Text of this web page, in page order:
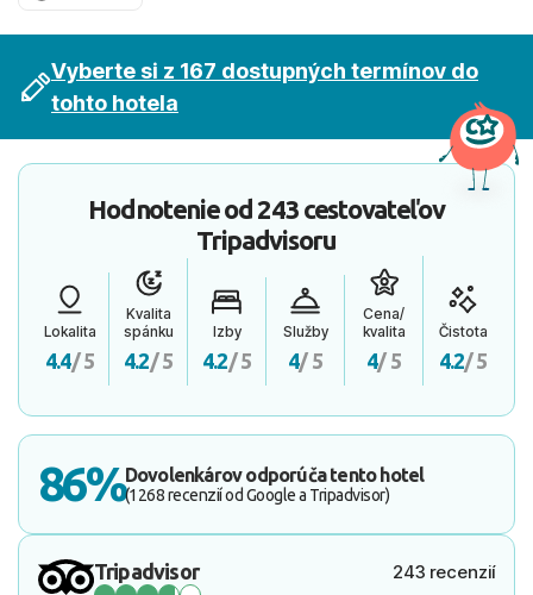
Vyberte si z 167 dostupných termínov do
tohto hotela
Hodnotenie od243 cestovateľov
Tripadvisoru
Lokalita
4.4/ 5
Kvalita
spánku
4.2/ 5
Izby
4.2/ 5
Služby
4/ 5
Cena/
kvalita
4/ 5
Čistota
4.2/ 5
86%Dovolenkárov odporúča tento hotel
(1268 recenzií od Google a Tripadvisor)
Tripadvisor 243 recenzií